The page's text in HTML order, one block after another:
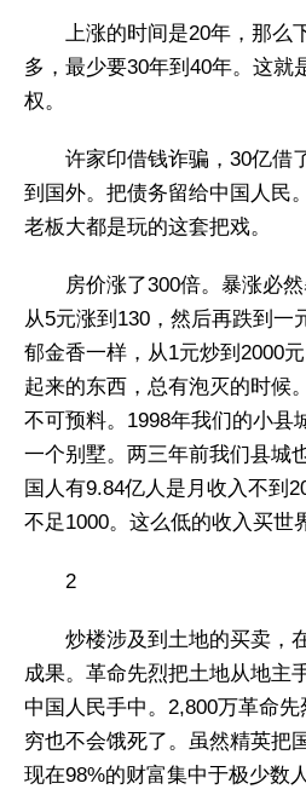
上涨的时间是20年，那
多，最少要30年到40年。这就
权。
许家印借钱诈骗，30亿借
到国外。把债务留给中国人民
老板大都是玩的这套把戏。
房价涨了300倍。暴涨必
从5元涨到130，然后再跌到一
郁金香一样，从1元炒到2000
起来的东西，总有泡灭的时候
不可预料。1998年我们的小县
一个别墅。两三年前我们县城
国人有9.84亿人是月收入不到
不足1000。这么低的收入买世
2
炒楼涉及到土地的买卖，
成果。革命先烈把土地从地主
中国人民手中。2,800万革命
穷也不会饿死了。虽然精英把
现在98%的财富集中于极少数